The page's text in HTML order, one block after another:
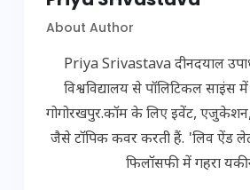
About Author
Priya Srivastava दीनदयाल
विश्वविद्यालय से पॉलिटिकल साइंस
गोगोरखपुर.कॉम के लिए इवेंट,
जैसे टॉपिक कवर करती हैं. 'लिव ऐंड
फिलॉसफी में गहरा